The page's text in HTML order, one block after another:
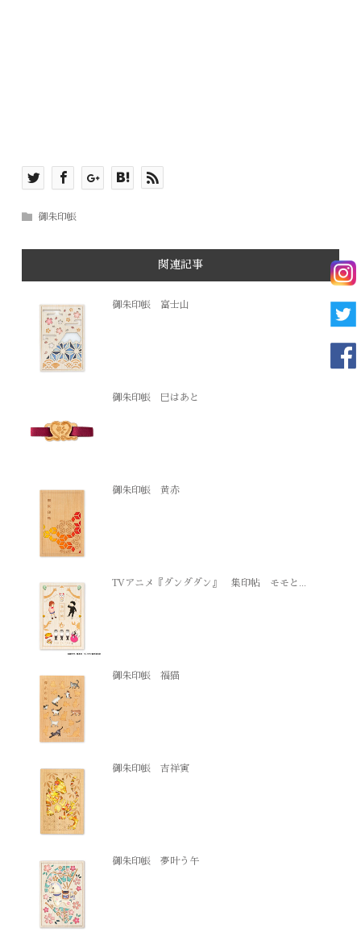
御朱印帳
関連記事
御朱印帳 富士山
御朱印帳 巳はあと
御朱印帳 黄赤
TVアニメ『ダンダダン』 集印帖 モモと...
御朱印帳 福猫
御朱印帳 吉祥寅
御朱印帳 夢叶う午